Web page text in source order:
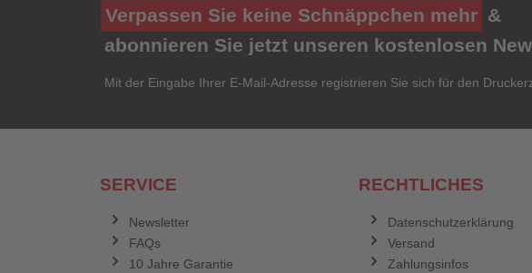
Verpassen Sie keine Schnäppchen mehr &
abonnieren Sie jetzt unseren kostenlosen
Mit der Eingabe Ihrer E-Mail-Adresse registrieren Sie sich für den
SERVICE
Newsletter
FAQs
10 Jahre Garantie
RECHTLICHES
Datenschutzerklärung
Versand
Zahlungsinfos